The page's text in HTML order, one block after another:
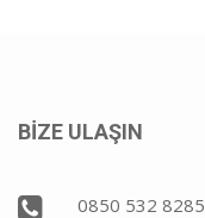
BİZE ULAŞIN
0850 532 8285